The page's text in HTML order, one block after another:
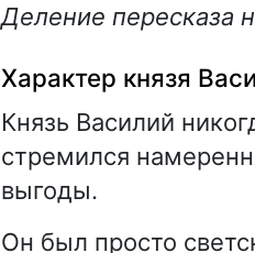
Деление пересказа
Характер князя
Князь Василий
стремился
выгоды.
Он был просто